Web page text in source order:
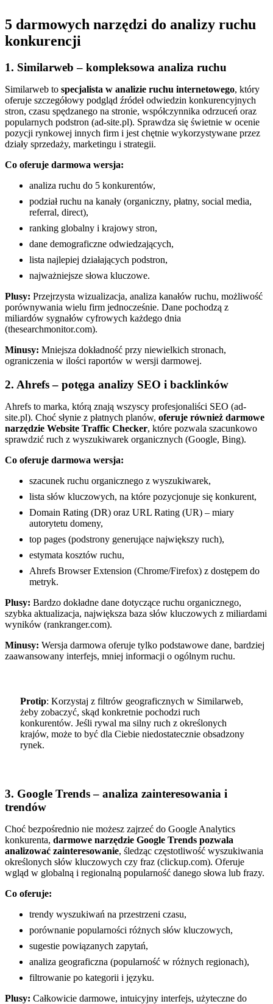
5 darmowych narzędzi do analizy ruchu
konkurencji
1. Similarweb – kompleksowa analiza ruchu
Similarweb to specjalista w analizie ruchu internetowego, który
oferuje szczegółowy podgląd źródeł odwiedzin konkurencyjnych
stron, czasu spędzanego na stronie, współczynnika odrzuceń oraz
popularnych podstron (ad-site.pl). Sprawdza się świetnie w ocenie
pozycji rynkowej innych firm i jest chętnie wykorzystywane przez
działy sprzedaży, marketingu i strategii.
Co oferuje darmowa wersja:
analiza ruchu do 5 konkurentów,
podział ruchu na kanały (organiczny, płatny, social media,
referral, direct),
ranking globalny i krajowy stron,
dane demograficzne odwiedzających,
lista najlepiej działających podstron,
najważniejsze słowa kluczowe.
Plusy: Przejrzysta wizualizacja, analiza kanałów ruchu, możliwość
porównywania wielu firm jednocześnie. Dane pochodzą z
miliardów sygnałów cyfrowych każdego dnia
(thesearchmonitor.com).
Minusy: Mniejsza dokładność przy niewielkich stronach,
ograniczenia w ilości raportów w wersji darmowej.
2. Ahrefs – potęga analizy SEO i backlinków
Ahrefs to marka, którą znają wszyscy profesjonaliści SEO (ad-
site.pl). Choć słynie z płatnych planów, oferuje również darmowe
narzędzie Website Traffic Checker, które pozwala szacunkowo
sprawdzić ruch z wyszukiwarek organicznych (Google, Bing).
Co oferuje darmowa wersja:
szacunek ruchu organicznego z wyszukiwarek,
lista słów kluczowych, na które pozycjonuje się konkurent,
Domain Rating (DR) oraz URL Rating (UR) – miary
autorytetu domeny,
top pages (podstrony generujące największy ruch),
estymata kosztów ruchu,
Ahrefs Browser Extension (Chrome/Firefox) z dostępem do
metryk.
Plusy: Bardzo dokładne dane dotyczące ruchu organicznego,
szybka aktualizacja, największa baza słów kluczowych z miliardami
wyników (rankranger.com).
Minusy: Wersja darmowa oferuje tylko podstawowe dane, bardziej
zaawansowany interfejs, mniej informacji o ogólnym ruchu.
Protip: Korzystaj z filtrów geograficznych w Similarweb,
żeby zobaczyć, skąd konkretnie pochodzi ruch
konkurentów. Jeśli rywal ma silny ruch z określonych
krajów, może to być dla Ciebie niedostatecznie obsadzony
rynek.
3. Google Trends – analiza zainteresowania i
trendów
Choć bezpośrednio nie możesz zajrzeć do Google Analytics
konkurenta, darmowe narzędzie Google Trends pozwala
analizować zainteresowanie, śledząc częstotliwość wyszukiwania
określonych słów kluczowych czy fraz (clickup.com). Oferuje
wgląd w globalną i regionalną popularność danego słowa lub frazy.
Co oferuje:
trendy wyszukiwań na przestrzeni czasu,
porównanie popularności różnych słów kluczowych,
sugestie powiązanych zapytań,
analiza geograficzna (popularność w różnych regionach),
filtrowanie po kategorii i języku.
Plusy: Całkowicie darmowe, intuicyjny interfejs, użyteczne do